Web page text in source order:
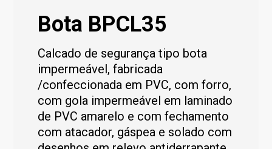
Bota BPCL35
Calcado de segurança tipo bota
impermeável, fabricada
/confeccionada em PVC, com forro,
com gola impermeável em laminado
de PVC amarelo e com fechamento
com atacador, gáspea e solado com